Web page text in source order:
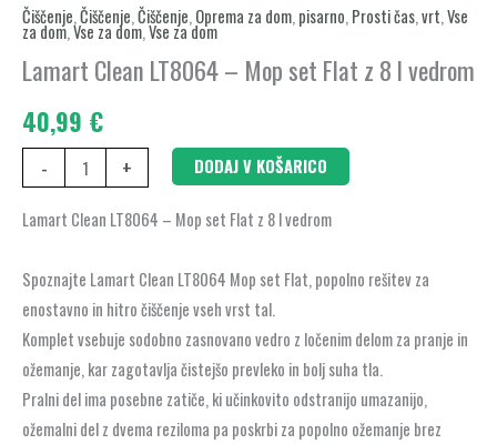
Čiščenje,Čiščenje,Čiščenje, Oprema za dom, pisarno, Prosti čas,vrt,Vse
za dom,Vse za dom,Vse za dom
Lamart Clean LT8064 – Mop set Flat z 8 l vedrom
40,99 €
-
LT8064
–
Mop
Flat
8
l
količina
+ DODAJ V KOŠARICO
Lamart Clean LT8064 – Mop set Flat z 8 l vedrom
Spoznajte Lamart Clean LT8064 Mop set Flat, popolno rešitev za
enostavno in hitro čiščenje vseh vrst tal.
Komplet vsebuje sodobno zasnovano vedro z ločenim delom za pranje in
ožemanje, kar zagotavlja čistejšo prevleko in bolj suha tla.
Pralni del ima posebne zatiče, ki učinkovito odstranijo umazanijo,
ožemalni del z dvema reziloma pa poskrbi za popolno ožemanje brez